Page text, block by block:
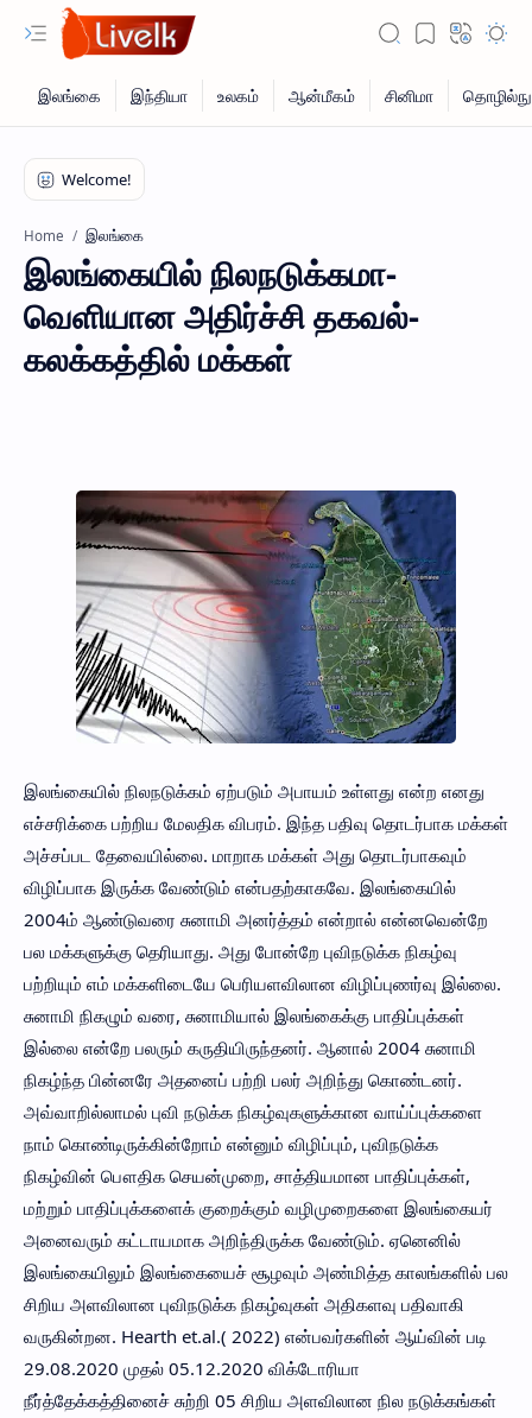
Home இலங்கை
இலங்கையில் நிலநடுக்கமா-
வெளியான அதிர்ச்சி தகவல்-
கலக்கத்தில் மக்கள்
இலங்கையில் நிலநடுக்கம் ஏற்படும் அபாயம் உள்ளது என்ற எனது
எச்சரிக்கை பற்றிய மேலதிக விபரம். இந்த பதிவு தொடர்பாக மக்கள்
அச்சப்பட தேவையில்லை. மாறாக மக்கள் அது தொடர்பாகவும்
விழிப்பாக இருக்க வேண்டும் என்பதற்காகவே. இலங்கையில்
2004ம் ஆண்டுவரை சுனாமி அனர்த்தம் என்றால் என்னவென்றே
பல மக்களுக்கு தெரியாது. அது போன்றே புவிநடுக்க நிகழ்வு
பற்றியும் எம் மக்களிடையே பெரியளவிலான விழிப்புணர்வு இல்லை.
சுனாமி நிகழும் வரை, சுனாமியால் இலங்கைக்கு பாதிப்புக்கள்
இல்லை என்றே பலரும் கருதியிருந்தனர். ஆனால் 2004 சுனாமி
நிகழ்ந்த பின்னரே அதனைப் பற்றி பலர் அறிந்து கொண்டனர்.
அவ்வாறில்லாமல் புவி நடுக்க நிகழ்வுகளுக்கான வாய்ப்புக்களை
நாம் கொண்டிருக்கின்றோம் என்னும் விழிப்பும், புவிநடுக்க
நிகழ்வின் பௌதிக செயன்முறை, சாத்தியமான பாதிப்புக்கள்,
மற்றும் பாதிப்புக்களைக் குறைக்கும் வழிமுறைகளை இலங்கையர்
அனைவரும் கட்டாயமாக அறிந்திருக்க வேண்டும். ஏனெனில்
இலங்கையிலும் இலங்கையைச் சூழவும் அண்மித்த காலங்களில் பல
சிறிய அளவிலான புவிநடுக்க நிகழ்வுகள் அதிகளவு பதிவாகி
வருகின்றன. Hearth et.al.( 2022) என்பவர்களின் ஆய்வின் படி
29.08.2020 முதல் 05.12.2020 விக்டோரியா
நீர்த்தேக்கத்தினைச் சுற்றி 05 சிறிய அளவிலான நில நடுக்கங்கள்